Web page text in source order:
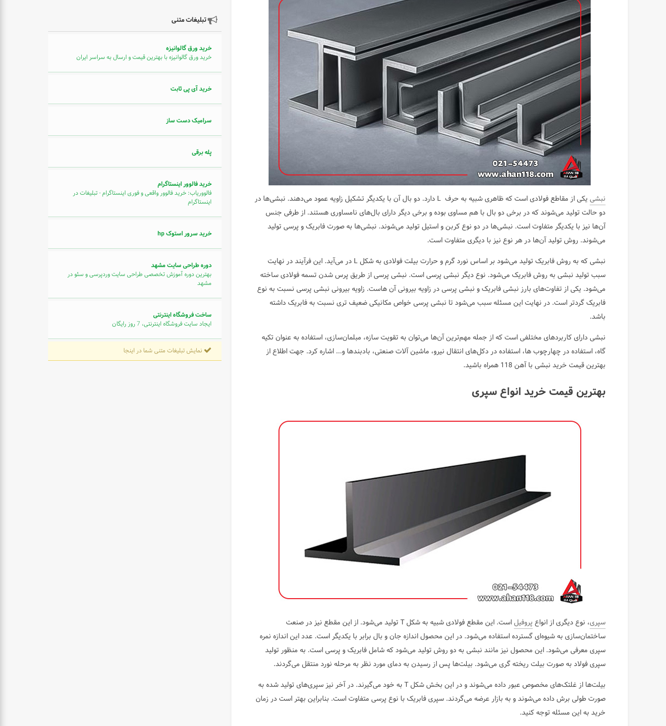
نبشی
یکی از مقاطع فولادی است که ظاهری شبیه به حرف L دارد. دو بال آن با یکدیگر تشکیل زاویه عمود می‌دهند. نبشی‌ها در
دو حالت تولید می‌شوند که در برخی دو بال با هم مساوی بوده و برخی دیگر دارای بال‌های نامساوری هستند. از طرفی جنس
آن‌ها نیز با یکدیگر متفاوت است. نبشی‌ها در دو نوع کربن و استیل تولید می‌شوند. نبشی‌ها به صورت فابریک و پرسی تولید
می‌شوند. روش تولید آن‌ها در هر نوع نیز با دیگری متفاوت است.
نبشی که به روش فابریک تولید می‌شود بر اساس نورد گرم و حرارت بیلت فولادی به شکل L در می‌آید. این فرآیند در نهایت
سبب تولید نبشی به روش فابریک می‌شود. نوع دیگر نبشی پرسی است. نبشی پرسی از طریق پرس شدن تسمه فولادی ساخته
می‌شود. یکی از تفاوت‌های بارز نبشی فابریک و نبشی پرسی در زاویه بیرونی آن هاست. زاویه بیرونی نبشی پرسی نسبت به نوع
فابریک گردتر است. در نهایت این مسئله سبب می‌شود تا نبشی پرسی خواص مکانیکی ضعیف تری نسبت به فابریک داشته
باشد.
نبشی دارای کاربردهای مختلفی است که از جمله مهم‌ترین آن‌ها می‌توان به تقویت سازه، مبلمان‌سازی، استفاده به عنوان تکیه
گاه، استفاده در چهارچوب ها، استفاده در دکل‌های انتقال نیرو، ماشین آلات صنعتی، بادبندها و... اشاره کرد. جهت اطلاع از
بهترین قیمت خرید نبشی با آهن 118 همراه باشید.
بهترین قیمت خرید انواع سپری
سپری، نوع دیگری از انواع پروفیل
است. این مقطع فولادی شبیه به شکل T تولید می‌شود. از این مقطع نیز در صنعت
ساختمان‌سازی به شیوه‌ای گسترده استفاده می‌شود. در این محصول اندازه جان و بال برابر با یکدیگر است. عدد این اندازه نمره
سپری معرفی می‌شود. این محصول نیز مانند نبشی به دو روش تولید می‌شود که شامل فابریک و پرسی است. به منظور تولید
سپری فولاد به صورت بیلت ریخته گری می‌شود. بیلت‌ها پس از رسیدن به دمای مورد نظر به مرحله نورد منتقل می‌گردند.
بیلت‌ها از غلتک‌های مخصوص عبور داده می‌شوند و در این بخش شکل T به خود می‌گیرند. در آخر نیز سپری‌های تولید شده به
صورت طولی برش داده می‌شوند و به بازار عرضه می‌گردند. سپری فابریک با نوع پرسی متفاوت است. بنابراین بهتر است در زمان
خرید به این مسئله توجه کنید.
تبلیغات متنی
خرید ورق گالوانیزه
خرید ورق گالوانیزه با بهترین قیمت و ارسال به سراسر ایران
خرید آی پی ثابت
سرامیک دست ساز
پله برقی
خرید فالوور اینستاگرام
فالووریاب: خرید فالوور واقعی و فوری اینستاگرام - تبلیغات در
اینستاگرام
خرید سرور استوک hp
دوره طراحی سایت مشهد
بهترین دوره آموزش تخصصی طراحی سایت وردپرسی و سئو در
مشهد
ساخت فروشگاه اینترنتی
ایجاد سایت فروشگاه اینترنتی، 7 روز رایگان
نمایش تبلیغات متنی شما در اینجا